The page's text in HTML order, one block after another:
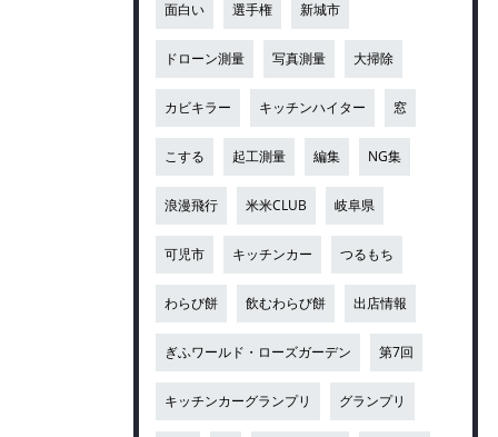
面白い 選手権 新城市
ドローン測量 写真測量 大掃除
カビキラー キッチンハイター 窓
こする 起工測量 編集 NG集
浪漫飛行 米米CLUB 岐阜県
可児市 キッチンカー つるもち
わらび餅 飲むわらび餅 出店情報
ぎふワールド・ローズガーデン 第7回
キッチンカーグランプリ グランプリ